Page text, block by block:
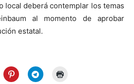
local deberá contemplar los temas
al momento de aprobar
estatal.